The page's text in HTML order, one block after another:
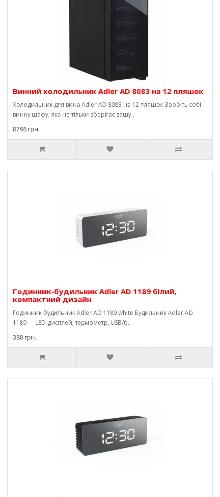
Винний холодильник Adler AD 8083 на 12 пляшок
Холодильник для вина Adler AD 8083 на 12 пляшок Зробіть собі
винну шафу, яка не тільки зберігає вашу..
8796 грн.
Годинник-будильник Adler AD 1189 білий,
компактний дизайн
Годинник будильник Adler AD 1189 white Будильник Adler AD
1189 — LED-дисплей, термометр, USB/б..
388 грн.